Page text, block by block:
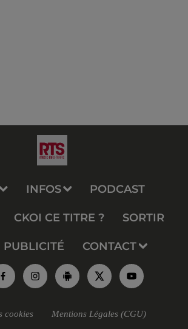
INFOS PODCAST
CKOI CE TITRE ? SORTIR
PUBLICITÉ CONTACT
cookies Mentions Légales (CGU)